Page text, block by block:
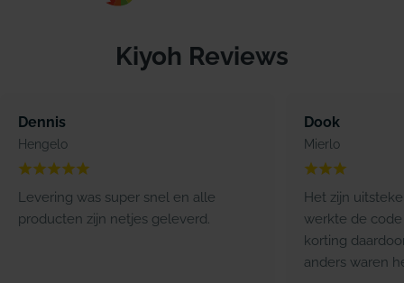
Kiyoh Reviews
Dennis
Hengelo
Levering was super snel en alle
producten zijn netjes geleverd.
Dook
Mierlo
Het zijn
werkte de code
korting
anders waren